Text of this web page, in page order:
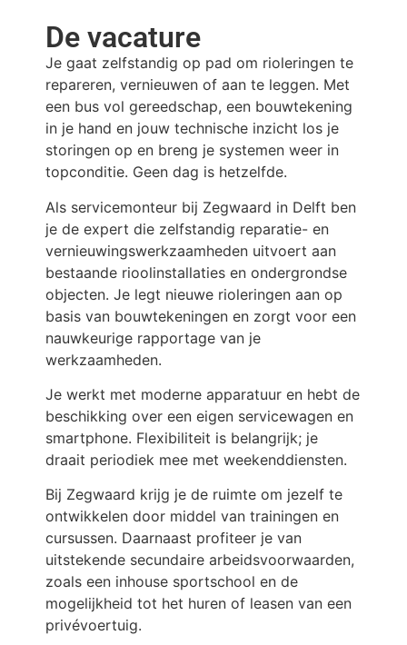
De vacature
Je gaat zelfstandig op pad om rioleringen te
repareren, vernieuwen of aan te leggen. Met
een bus vol gereedschap, een bouwtekening
in je hand en jouw technische inzicht los je
storingen op en breng je systemen weer in
topconditie. Geen dag is hetzelfde.
Als servicemonteur bij Zegwaard in Delft ben
je de expert die zelfstandig reparatie- en
vernieuwingswerkzaamheden uitvoert aan
bestaande rioolinstallaties en ondergrondse
objecten. Je legt nieuwe rioleringen aan op
basis van bouwtekeningen en zorgt voor een
nauwkeurige rapportage van je
werkzaamheden.
Je werkt met moderne apparatuur en hebt de
beschikking over een eigen servicewagen en
smartphone. Flexibiliteit is belangrijk; je
draait periodiek mee met weekenddiensten.
Bij Zegwaard krijg je de ruimte om jezelf te
ontwikkelen door middel van trainingen en
cursussen. Daarnaast profiteer je van
uitstekende secundaire arbeidsvoorwaarden,
zoals een inhouse sportschool en de
mogelijkheid tot het huren of leasen van een
privévoertuig.